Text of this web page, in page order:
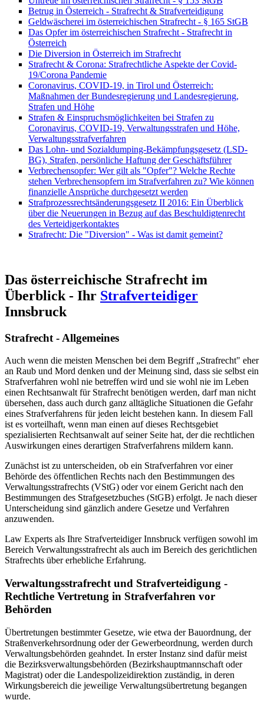
Betrug in Österreich - Strafrecht & Strafverteidigung
Geldwäscherei im österreichischen Strafrecht - § 165 StGB
Das Opfer im österreichischen Strafrecht - Strafrecht in
Österreich
Die Diversion in Österreich im Strafrecht
Strafrecht & Corona: Strafrechtliche Aspekte der Covid-
19/Corona Pandemie
Coronavirus, COVID-19, in Tirol und Österreich:
Maßnahmen der Bundesregierung und Landesregierung,
Strafen und Höhe
Strafen & Einspruchsmöglichkeiten bei Strafen zu
Coronavirus, COVID-19, Verwaltungsstrafen und Höhe,
Verwaltungsstrafverfahren
Das Lohn- und Sozialdumping-Bekämpfungsgesetz (LSD-
BG), Strafen, persönliche Haftung der Geschäftsführer
Verbrechensopfer: Wer gilt als "Opfer"? Welche Rechte
stehen Verbrechensopfern im Strafverfahren zu? Wie können
finanzielle Ansprüche durchgesetzt werden
Strafprozessrechtsänderungsgesetz II 2016: Ein Überblick
über die Neuerungen in Bezug auf das Beschuldigtenrecht
des Verteidigerkontaktes
Strafrecht: Die "Diversion" - Was ist damit gemeint?
Das österreichische Strafrecht im
Überblick - Ihr Strafverteidiger
Innsbruck
Strafrecht - Allgemeines
Auch wenn die meisten Menschen bei dem Begriff „Strafrecht" eher
an Raub und Mord denken und der Meinung sind, dass sie selbst ein
Strafverfahren wohl nie betreffen wird und sie wohl nie im Leben
einen Rechtsanwalt für Strafrecht benötigen werden, darf man nicht
übersehen, dass auch durch ganz alltägliche Situationen die Gefahr
eines Strafverfahrens für jeden leicht bestehen kann. In diesem Fall
ist es vorteilhaft, wenn man einen auf dieses Rechtsgebiet
spezialisierten Rechtsanwalt auf seiner Seite hat, der die rechtlichen
Auswirkungen eines derartigen Strafverfahrens mildern kann.
Zunächst ist zu unterscheiden, ob ein Strafverfahren vor einer
Behörde des öffentlichen Rechts nach den Bestimmungen des
Verwaltungsstrafrechts (VStG) oder vor einem Gericht nach den
Bestimmungen des Strafgesetzbuches (StGB) erfolgt. Je nach dieser
Unterscheidung sind gänzlich andere Gesetze und Verfahren
anzuwenden.
Law Experts als Ihre Strafverteidiger Innsbruck verfügen sowohl im
Bereich Verwaltungsstrafrecht als auch im Bereich des gerichtlichen
Strafrechts über erhebliche Erfahrung.
Verwaltungsstrafrecht und Strafverteidigung -
Rechtliche Vertretung in Strafverfahren vor
Behörden
Übertretungen bestimmter Gesetze, wie etwa der Bauordnung, der
Straßenverkehrsordnung oder der Gewerbeordnung, werden durch
Verwaltungsbehörden geahndet. In erster Instanz sind dafür meist
die Bezirksverwaltungsbehörden (Bezirkshauptmannschaft oder
Magistrat) oder die Landespolizeidirektion zuständig, in deren
Wirkungsbereich die jeweilige Verwaltungsübertretung begangen
wurde.